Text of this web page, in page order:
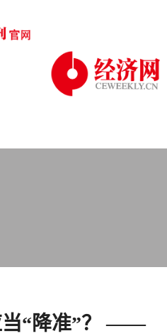
当“降准”？ ——